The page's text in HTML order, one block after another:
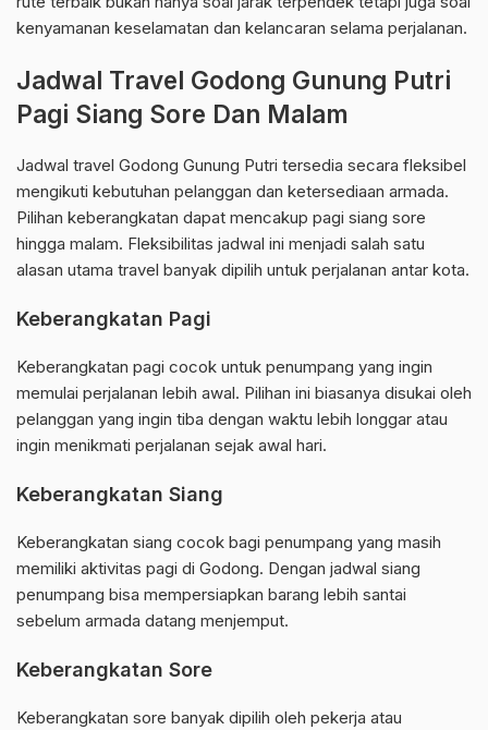
kenyamanan keselamatan dan kelancaran selama perjalanan.
Jadwal Travel Godong Gunung Putri
Pagi Siang Sore Dan Malam
Jadwal travel Godong Gunung Putri tersedia secara fleksibel
mengikuti kebutuhan pelanggan dan ketersediaan armada.
Pilihan keberangkatan dapat mencakup pagi siang sore
hingga malam. Fleksibilitas jadwal ini menjadi salah satu
alasan utama travel banyak dipilih untuk perjalanan antar kota.
Keberangkatan Pagi
Keberangkatan pagi cocok untuk penumpang yang ingin
memulai perjalanan lebih awal. Pilihan ini biasanya disukai oleh
pelanggan yang ingin tiba dengan waktu lebih longgar atau
ingin menikmati perjalanan sejak awal hari.
Keberangkatan Siang
Keberangkatan siang cocok bagi penumpang yang masih
memiliki aktivitas pagi di Godong. Dengan jadwal siang
penumpang bisa mempersiapkan barang lebih santai
sebelum armada datang menjemput.
Keberangkatan Sore
Keberangkatan sore banyak dipilih oleh pekerja atau